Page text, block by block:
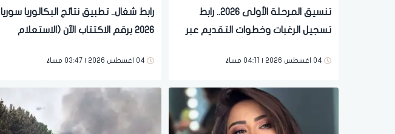
تنسيق المرحلة الأولى 2026.. رابط
تسجيل الرغبات وخطوات التقديم عبر
04 اغسطس 2026 | 04:11 مساءً
رابط شغال.. تطبيق نتائج البكالوريا سوريا
2026 برقم الاكتتاب الآن (الاستعلام
04 اغسطس 2026 | 03:47 مساءً